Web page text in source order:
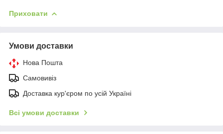
Приховати
Умови доставки
Нова Пошта
Самовивіз
Доставка кур'єром по усій Україні
Всі умови доставки